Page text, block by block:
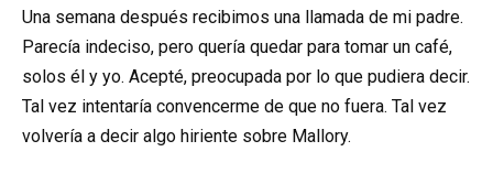
Una semana después recibimos una llamada de mi padre.
Parecía indeciso, pero quería quedar para tomar un café,
solos él y yo. Acepté, preocupada por lo que pudiera decir.
Tal vez intentaría convencerme de que no fuera. Tal vez
volvería a decir algo hiriente sobre Mallory.